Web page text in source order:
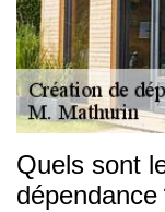
Quels sont
dépendance